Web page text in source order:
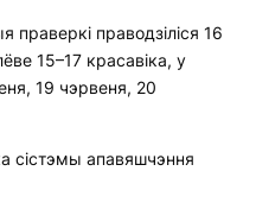
праверкі праводзіліся 16
15–17 красавіка, у
19 чэрвеня, 20
сістэмы апавяшчэння